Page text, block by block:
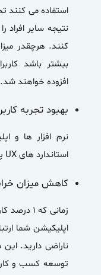
استفاده می کنند
نتیجه سایر
کنند. هرچقدر
بیشتر باشد
افزوده خواهند شد.
بهبود تجربه
نرم افزار ها و
استاندارد های UX پیروی می کنند.
کاهش میزان
ناراضی دارید.
توسعه کسب و